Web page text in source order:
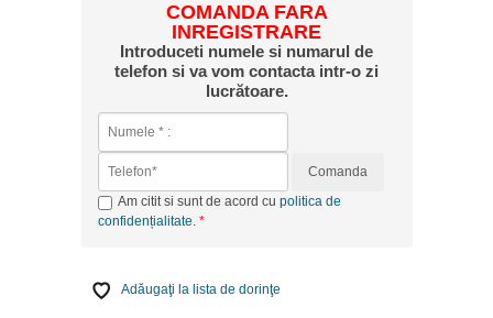
COMANDA FARA
INREGISTRARE
Introduceti numele si numarul de
telefon si va vom contacta intr-o zi
lucrătoare.
Comanda
Am citit si sunt de acord cu politica de
confidențialitate.
Adăugaţi la lista de dorinţe